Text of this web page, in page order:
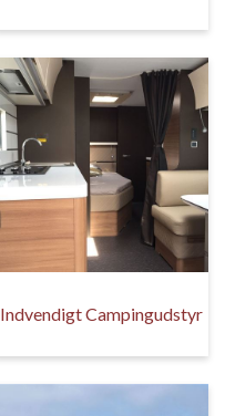
Indvendigt Campingudstyr